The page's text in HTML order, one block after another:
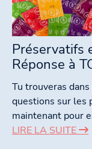
Préservatifs
Réponse à
Tu trouveras
questions sur les
maintenant pour
LIRE LA SUITE